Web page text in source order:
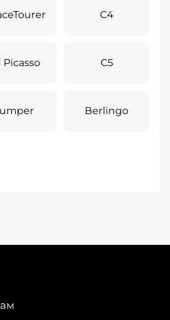
C4
Picasso C5
Berlingo